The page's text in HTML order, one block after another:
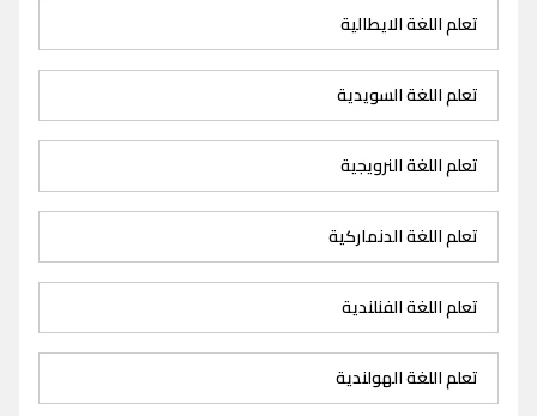
تعلم اللغة الايطالية
تعلم اللغة السويدية
تعلم اللغة النرويجية
تعلم اللغة الدنماركية
تعلم اللغة الفنلندية
تعلم اللغة الهولندية